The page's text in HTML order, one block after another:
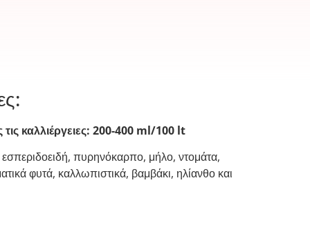
καλλιέργειες: 200-400 ml/100 lt
εσπεριδοειδή, πυρηνόκαρπο, μήλο, ντομάτα,
φυτά, καλλωπιστικά, βαμβάκι, ηλίανθο και